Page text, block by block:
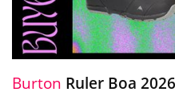
Burton Ruler Boa